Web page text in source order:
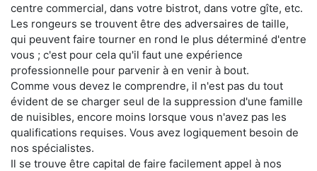
centre commercial, dans votre bistrot, dans votre gîte, etc.
Les rongeurs se trouvent être des adversaires de taille,
qui peuvent faire tourner en rond le plus déterminé d'entre
vous ; c'est pour cela qu'il faut une expérience
professionnelle pour parvenir à en venir à bout.
Comme vous devez le comprendre, il n'est pas du tout
évident de se charger seul de la suppression d'une famille
de nuisibles, encore moins lorsque vous n'avez pas les
qualifications requises. Vous avez logiquement besoin de
nos spécialistes.
Il se trouve être capital de faire facilement appel à nos